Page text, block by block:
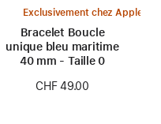
Exclusivement chez Apple
Bracelet Boucle
unique bleu maritime
40 mm - Taille 0
CHF 49.00